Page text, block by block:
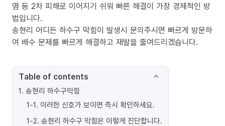
염 등 2차 피해로 이어지기 쉬워 빠른 해결이 가장 경제적인 방
법입니다.
송현리 어디든 하수구 막힘이 발생시 문의주시면 빠르게 방문하
여 배수 문제를 빠르게 해결하고 재발을 줄여드리겠습니다.
Table of contents
1. 송현리 하수구막힘
1-1. 이러한 신호가 보이면 즉시 확인하세요.
1-2. 송현리 하수구 막힘은 이렇게 진단합니다.